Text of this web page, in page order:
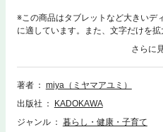
※この商品はタブレットなど大きいデ
に適しています。また、文字だけを
ト、検索、辞書の参照、引用などの
レーターmiyaによる、かわいさを忘
イラストブック。洋服は女をかわい
に付属している冊子ダイアリーは含ま
ません。また紙書籍再現のため、電子
る場合があります。あらかじめご了承
著者
miya（ミヤマアユミ）
出版社
KADOKAWA
ジャンル
暮らし・健康・子育て